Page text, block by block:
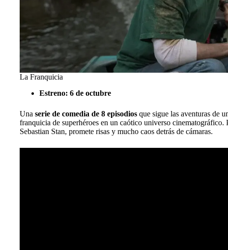
La Franquicia
Estreno: 6 de octubre
Una serie de comedia de 8 episodios que sigue las aventuras de
franquicia de superhéroes en un caótico universo
Sebastian Stan, promete risas y mucho caos detrás de cámaras.